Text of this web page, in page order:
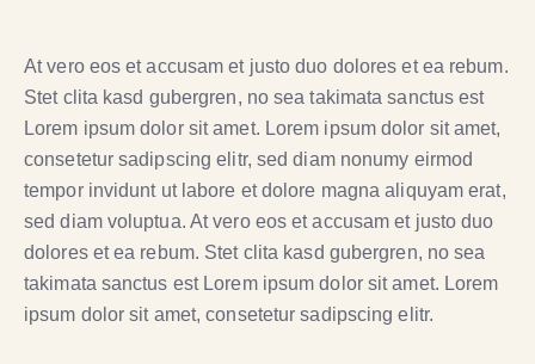
At vero eos et accusam et justo duo dolores et ea rebum.
Stet clita kasd gubergren, no sea takimata sanctus est
Lorem ipsum dolor sit amet. Lorem ipsum dolor sit amet,
consetetur sadipscing elitr, sed diam nonumy eirmod
tempor invidunt ut labore et dolore magna aliquyam erat,
sed diam voluptua. At vero eos et accusam et justo duo
dolores et ea rebum. Stet clita kasd gubergren, no sea
takimata sanctus est Lorem ipsum dolor sit amet. Lorem
ipsum dolor sit amet, consetetur sadipscing elitr.